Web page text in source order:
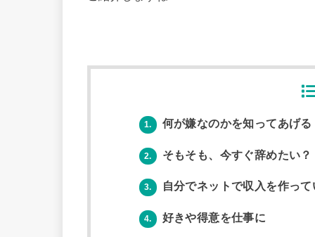
1. 何が嫌なのかを知ってあげる
2. そもそも、今すぐ辞めたい？
3. 自分でネットで収入を作っ
4. 好きや得意を仕事に